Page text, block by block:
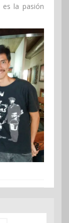
es la pasión